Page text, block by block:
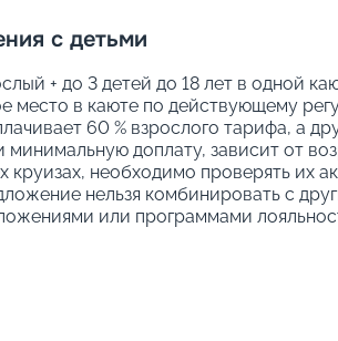
с детьми
+ до 3 детей до 18 лет в одной
место в каюте по действующему
60 % взрослого тарифа, а
доплату, зависит от
круизах, необходимо проверять их
нельзя комбинировать с
или программами